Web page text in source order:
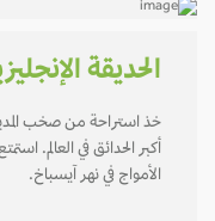
الحديقة الإنجليزية
خذ استراحة من صخب المدينة
أكبر الحدائق في العالم.
الأمواج في نهر آيسباخ.